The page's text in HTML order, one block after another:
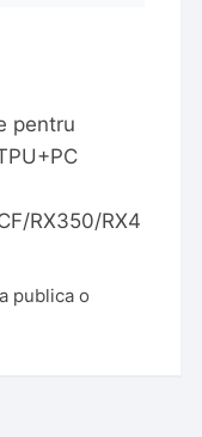
pentru
RX350/RX4
publica o